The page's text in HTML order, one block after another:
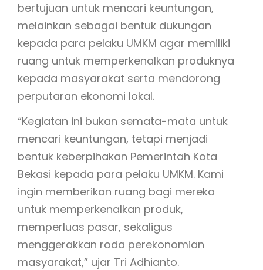
bertujuan untuk mencari keuntungan,
melainkan sebagai bentuk dukungan
kepada para pelaku UMKM agar memiliki
ruang untuk memperkenalkan produknya
kepada masyarakat serta mendorong
perputaran ekonomi lokal.
“Kegiatan ini bukan semata-mata untuk
mencari keuntungan, tetapi menjadi
bentuk keberpihakan Pemerintah Kota
Bekasi kepada para pelaku UMKM. Kami
ingin memberikan ruang bagi mereka
untuk memperkenalkan produk,
memperluas pasar, sekaligus
menggerakkan roda perekonomian
masyarakat,” ujar Tri Adhianto.